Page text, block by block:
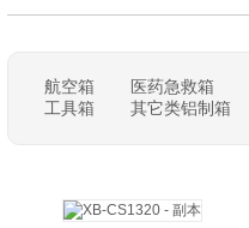
航空箱 医药急救箱
工具箱
其它类铝制箱